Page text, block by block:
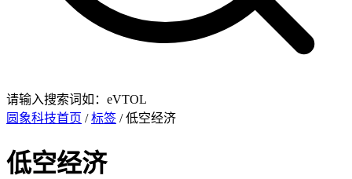
请输入搜索词如：eVTOL
圆象科技首页 /标签 / 低空经济
低空经济